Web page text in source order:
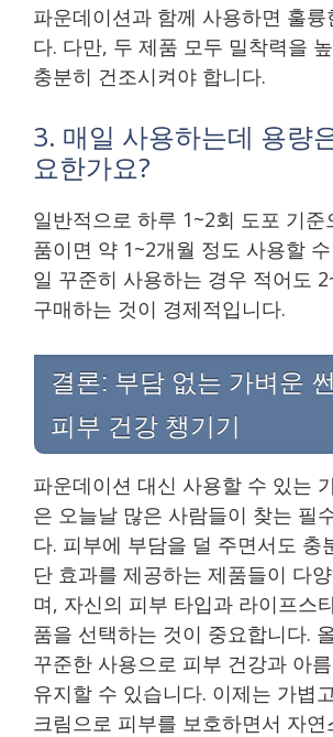
파운데이션과 함께 사용하면 훌륭
다. 다만, 두 제품 모두 밀착력을
충분히 건조시켜야 합니다.
3. 매일 사용하는데 용량
요한가요?
일반적으로 하루 1~2회 도포 기
품이면 약 1~2개월 정도 사용할
일 꾸준히 사용하는 경우 적어도
구매하는 것이 경제적입니다.
결론: 부담 없는 가벼운
피부 건강 챙기기
파운데이션 대신 사용할 수 있는
은 오늘날 많은 사람들이 찾는 필
다. 피부에 부담을 덜 주면서도 충
단 효과를 제공하는 제품들이 다
며, 자신의 피부 타입과 라이프스
품을 선택하는 것이 중요합니다.
꾸준한 사용으로 피부 건강과 아
유지할 수 있습니다. 이제는 가볍
크림으로 피부를 보호하면서 자